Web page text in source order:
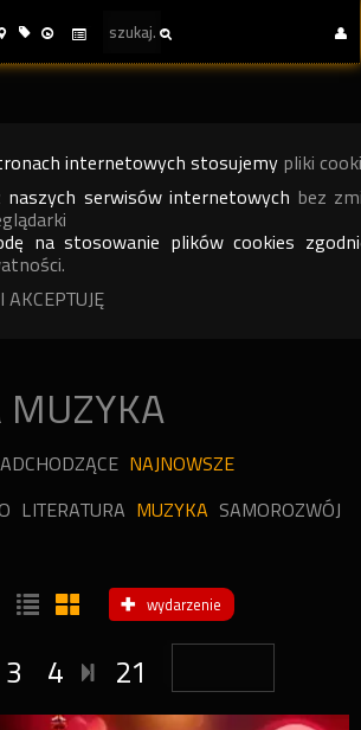
internetowych stosujemy pliki
naszych serwisów internetowych bez
na stosowanie plików cookies
AKCEPTUJĘ
MUZYKA
NAJNOWSZE
LITERATURA MUZYKA SAMOROZWÓJ
wydarzenie
3 4 21